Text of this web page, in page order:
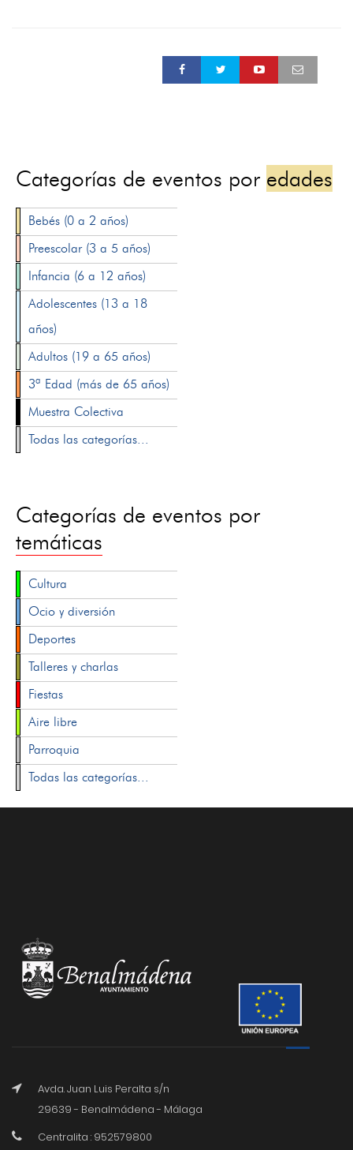
Categorías de eventos por edades
Bebés (0 a 2 años)
Preescolar (3 a 5 años)
Infancia (6 a 12 años)
Adolescentes (13 a 18
años)
Adultos (19 a 65 años)
3ª Edad (más de 65 años)
Muestra Colectiva
Todas las categorías...
Categorías de eventos por
temáticas
Cultura
Ocio y diversión
Deportes
Talleres y charlas
Fiestas
Aire libre
Parroquia
Todas las categorías...
Avda. Juan Luis Peralta s/n
29639 - Benalmádena - Málaga
Centralita : 952579800